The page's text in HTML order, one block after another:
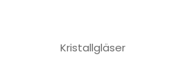
Kristallgläser